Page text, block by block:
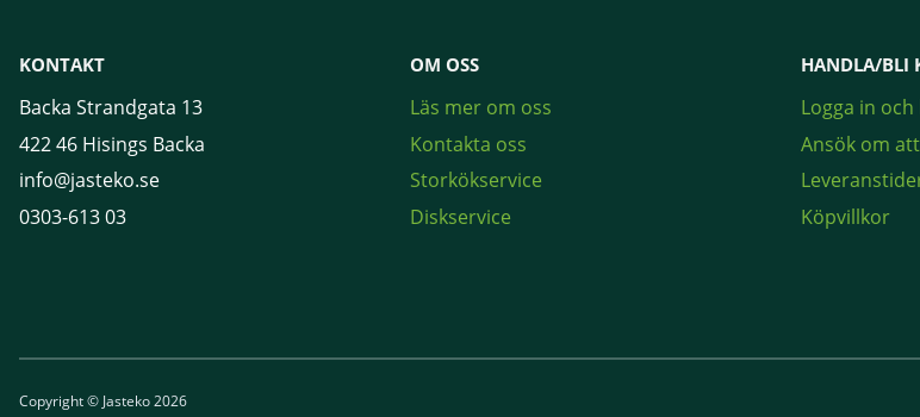
KONTAKT
Backa Strandgata 13
422 46 Hisings Backa
info@jasteko.se
0303-613 03
OM OSS
Läs mer om oss
Kontakta oss
Storkökservice
Diskservice
HANDLA/BLI
Logga in
Ansök om
Köpvillkor
Copyright © Jasteko 2026